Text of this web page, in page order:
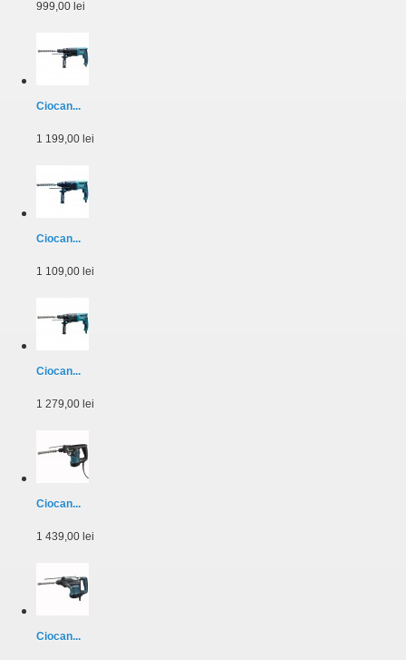
999,00 lei
Ciocan...
1 199,00 lei
Ciocan...
1 109,00 lei
Ciocan...
1 279,00 lei
Ciocan...
1 439,00 lei
Ciocan...